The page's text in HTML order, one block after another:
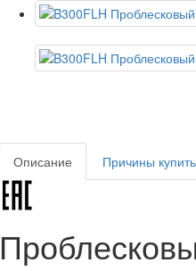
Описание Причины